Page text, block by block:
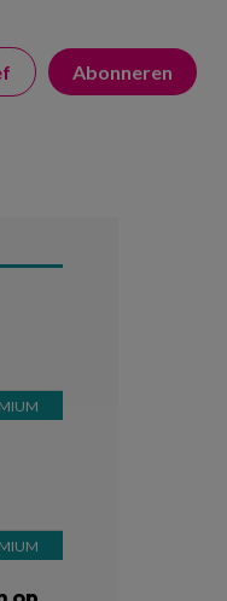
Abonneren